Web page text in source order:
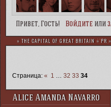
Привет, Гость! Войдитеили
» THE CAPITAL OF GREAT BRITAIN »PR »
Страница: « 1 32 33 34
Alice Amanda Navarro